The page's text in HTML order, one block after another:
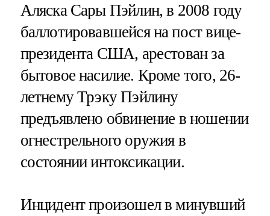
Аляска Сары Пэйлин, в 2008 году
баллотировавшейся на пост вице-
президента США, арестован за
бытовое насилие. Кроме того, 26-
летнему Трэку Пэйлину
предъявлено обвинение в ношении
огнестрельного оружия в
состоянии интоксикации.
Инцидент произошел в минувший